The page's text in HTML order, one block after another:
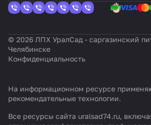
© 2026 ЛПХ УралСад - саргазинский
Челябинске
Конфиденциальность
На информационном ресурсе
рекомендательные технологии.
Все ресурсы сайта uralsad74.ru,